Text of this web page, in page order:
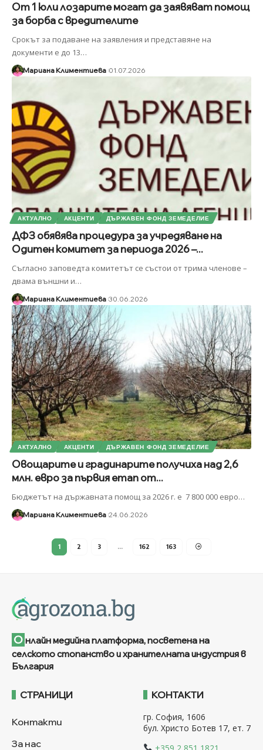
От 1 юли лозарите могат да заявяват помощ
за борба с вредителите
Срокът за подаване на заявления и представяне на
документи е до 13…
Мариана Климентиева 01.07.2026
АКТУАЛНО АКЦЕНТИ ДЪРЖАВЕН ФОНД ЗЕМЕДЕЛИЕ
ДФЗ обявява процедура за учредяване на
Одитен комитет за периода 2026 –...
Съгласно заповедта комитетът се състои от трима членове –
двама външни и…
Мариана Климентиева 30.06.2026
АКТУАЛНО АКЦЕНТИ ДЪРЖАВЕН ФОНД ЗЕМЕДЕЛИЕ
Овощарите и градинарите получиха над 2,6
млн. евро за първия етап от...
Бюджетът на държавната помощ за 2026 г. е 7 800 000 евро…
Мариана Климентиева 24.06.2026
1 2 3 … 162 163
О нлайн медийна платформа, посветена на
селското стопанство и хранителната индустрия в
България
СТРАНИЦИ
Контакти
За нас
КОНТАКТИ
гр. София, 1606
бул. Христо Ботев 17, ет. 7
+359 2 851 1821